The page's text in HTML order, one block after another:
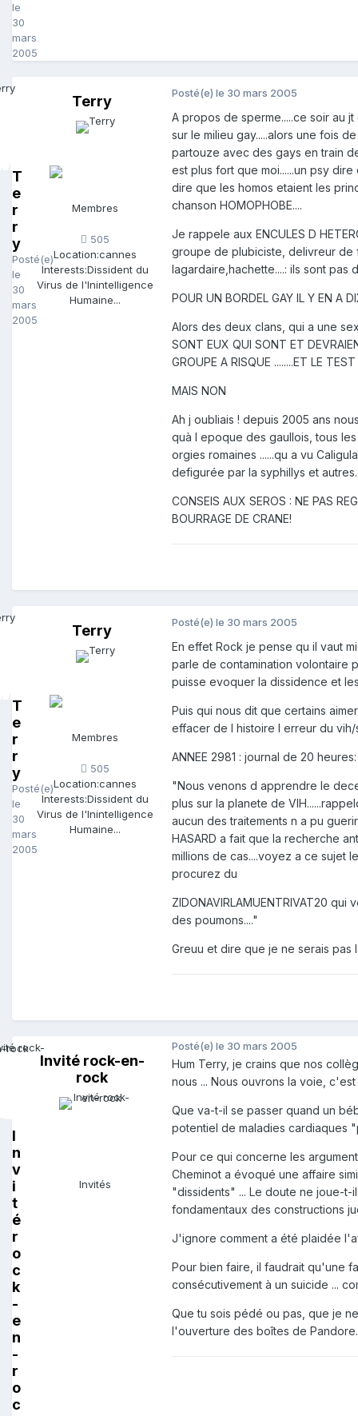
le
30
mars
2005
T
e
r
r
y
Posté(e)
le
30
mars
2005
Terry
Membres
505
Location:cannes
Interests:Dissident du
Virus de l'Inintelligence
Humaine...
Posté(e) le 30 mars 2005
A propos de sperme.....ce soir au
sur le milieu gay.....alors une fois
partouze avec des gays en train
est plus fort que moi......un psy
dire que les homos etaient les
chanson HOMOPHOBE....
Je rappele aux ENCULES D
groupe de plubiciste, delivreur de
lagardaire,hachette....: ils sont pas
POUR UN BORDEL GAY IL Y EN A
Alors des deux clans, qui a une
SONT EUX QUI SONT ET
GROUPE A RISQUE ........ET LE
MAIS NON
Ah j oubliais ! depuis 2005 ans
quà l epoque des gaullois, tous
orgies romaines ......qu a vu
defigurée par la syphillys et
CONSEIS AUX SEROS : NE PAS
BOURRAGE DE CRANE!
T
e
r
r
y
Posté(e)
le
30
mars
2005
Terry
Membres
505
Location:cannes
Interests:Dissident du
Virus de l'Inintelligence
Humaine...
Posté(e) le 30 mars 2005
En effet Rock je pense qu il vaut
parle de contamination volontaire
puisse evoquer la dissidence et
Puis qui nous dit que certains
effacer de l histoire l erreur du vih/
ANNEE 2981 : journal de 20 heures:
"Nous venons d apprendre le
plus sur la planete de
aucun des traitements n a pu
HASARD a fait que la recherche
millions de cas....voyez a ce sujet
procurez du
ZIDONAVIRLAMUENTRIVAT20
des poumons...."
Greuu et dire que je ne serais pas
I
n
v
i
t
é
r
o
c
k
-
e
n
-
r
o
c
Invité rock-en-
rock
Invités
Posté(e) le 30 mars 2005
Hum Terry, je crains que nos
nous ... Nous ouvrons la voie, c'est
Que va-t-il se passer quand un
potentiel de maladies cardiaques
Pour ce qui concerne les
Cheminot a évoqué une affaire
"dissidents" ... Le doute ne joue-
fondamentaux des constructions
J'ignore comment a été plaidée
Pour bien faire, il faudrait qu'une
consécutivement à un suicide ...
Que tu sois pédé ou pas, que je
l'ouverture des boîtes de